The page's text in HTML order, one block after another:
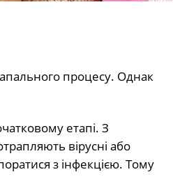
процесу. Однак
етапі. З
вірусні або
з інфекцією. Тому